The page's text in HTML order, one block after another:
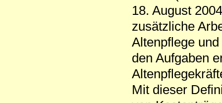
18. August
zusätzliche
Altenpflege
den Aufgaben
Mit dieser